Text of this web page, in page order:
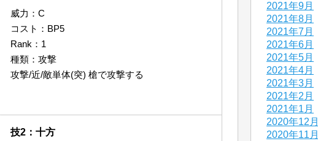
威力：C
コスト：BP5
Rank：1
種類：攻撃
攻撃/近/敵単体(突) 槍で攻撃する
技2：十方
2021年9月
2021年8月
2021年7月
2021年6月
2021年5月
2021年4月
2021年3月
2021年2月
2021年1月
2020年12月
2020年11月